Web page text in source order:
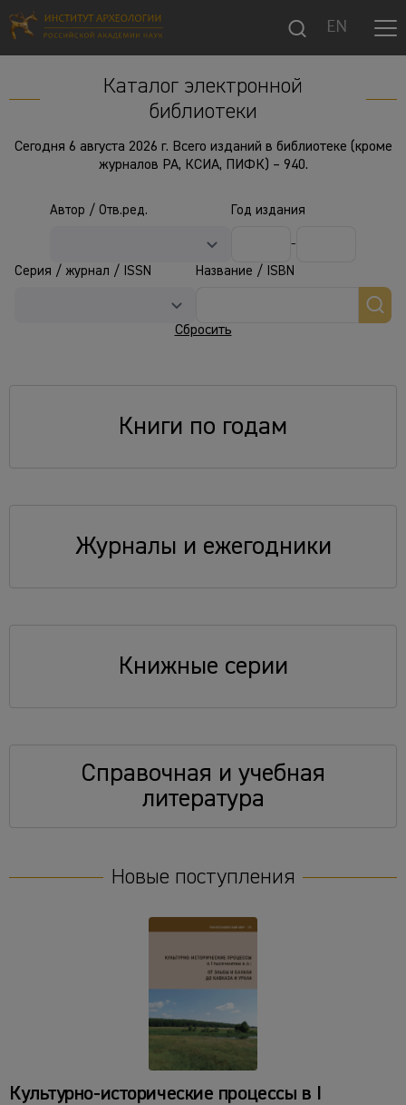
EN
Каталог электронной
библиотеки
Сегодня 6 августа 2026 г. Всего изданий в библиотеке (кроме
журналов РА, КСИА, ПИФК) – 940.
Автор / Отв.ред. Год издания
-
Серия / журнал / ISSN Название / ISBN
Сбросить
Книги по годам
Журналы и ежегодники
Книжные серии
Справочная и учебная
литература
Новые поступления
Культурно-исторические процессы в I